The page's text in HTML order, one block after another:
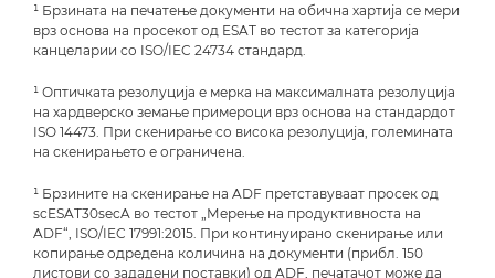
¹ Брзината на печатење документи на обична хартија се мери
врз основа на просекот од ESAT во тестот за категорија
канцеларии со ISO/IEC 24734 стандард.
¹ Оптичката резолуција е мерка на максималната резолуција
на хардверско земање примероци врз основа на стандардот
ISO 14473. При скенирање со висока резолуција, големината
на скенирањето е ограничена.
¹ Брзините на скенирање на ADF претставуваат просек од
scESAT30secA во тестот „Мерење на продуктивноста на
ADF“, ISO/IEC 17991:2015. При континуирано скенирање или
копирање одредена количина на документи (прибл. 150
листови со зададени поставки) од ADF, печатачот може да